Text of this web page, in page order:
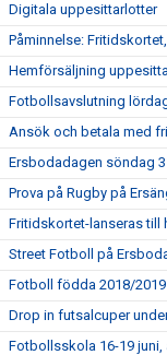
Digitala uppesittarlotter
Påminnelse:
Hemförsäljning
Fotbollsavslutning
Ansök och betala med
Ersbodadagen söndag
Prova på Rugby på
Fritidskortet-lanseras till
Street Fotboll på
Fotboll födda 2018/
Drop in futsalcuper
Fotbollsskola 16-19 juni,